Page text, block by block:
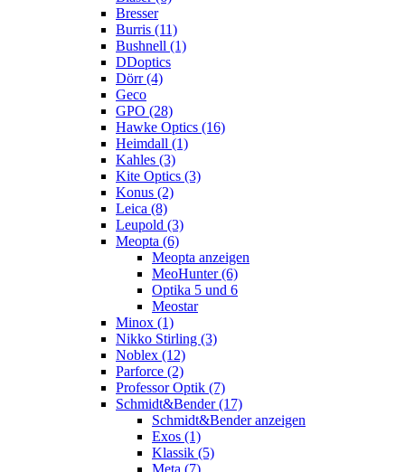
Bresser
Burris (11)
Bushnell (1)
DDoptics
Dörr (4)
Geco
GPO (28)
Hawke Optics (16)
Heimdall (1)
Kahles (3)
Kite Optics (3)
Konus (2)
Leica (8)
Leupold (3)
Meopta (6)
Meopta anzeigen
MeoHunter (6)
Optika 5 und 6
Meostar
Minox (1)
Nikko Stirling (3)
Noblex (12)
Parforce (2)
Professor Optik (7)
Schmidt&Bender (17)
Schmidt&Bender anzeigen
Exos (1)
Klassik (5)
Meta (7)